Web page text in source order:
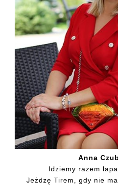
Anna
Idziemy razem
Jeżdzę Tirem, gdy nie